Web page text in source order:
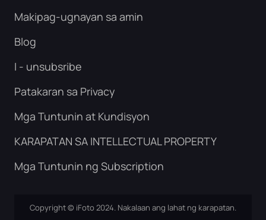
Makipag-ugnayan sa amin
Blog
I - unsubsribe
Patakaran sa Privacy
Mga Tuntunin at Kundisyon
KARAPATAN SA INTELLECTUAL PROPERTY
Mga Tuntunin ng Subscription
Copyright © iFoto 2024. Nakalaan ang lahat ng karapatan.